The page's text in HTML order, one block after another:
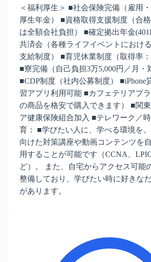
＜福利厚生＞ ■社会保険完備（雇用
厚生年金） ■資格取得支援制度（合
は全額会社負担） ■確定拠出年金
共済会（各種ライフイベントにおけ
支給制度） ■育児休業制度（取得率：
■寮完備（自己負担3万5,000円／月・
■CDP制度（社内公募制度） ■iPhone
習アプリ利用可能 ■カフェテリアプ
の商品を格安で購入できます） ■関
ア健康保険組合加入 ■テレワーク／
育： ■学びたい人に、学べる環境を
向けた対策講座や動画コンテンツを
用することが可能です（CCNA、
ど）。 また、自宅からアクセス可能
整備しており、学びたい時に好きな
があります。